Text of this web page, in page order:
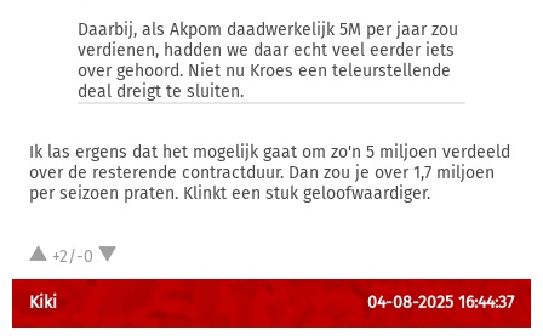
Daarbij, als Akpom daadwerkelijk 5M per jaar zou
verdienen, hadden we daar echt veel eerder iets
over gehoord. Niet nu Kroes een teleurstellende
deal dreigt te sluiten.
Ik las ergens dat het mogelijk gaat om zo'n 5 miljoen verdeeld
over de resterende contractduur. Dan zou je over 1,7 miljoen
per seizoen praten. Klinkt een stuk geloofwaardiger.
+2/-0
Kiki 04-08-2025 16:44:37